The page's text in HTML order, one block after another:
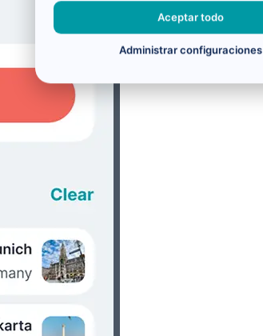
Aceptar todo
Administrar configuraciones